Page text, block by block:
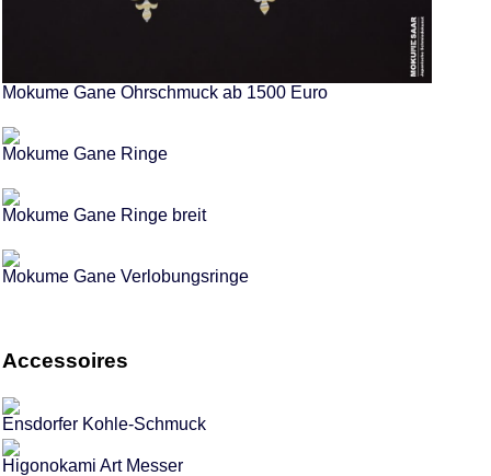
Mokume Gane Ohrschmuck ab 1500 Euro
Mokume Gane Ringe
Mokume Gane Ringe breit
Mokume Gane Verlobungsringe
Accessoires
Ensdorfer Kohle-Schmuck
Higonokami Art Messer